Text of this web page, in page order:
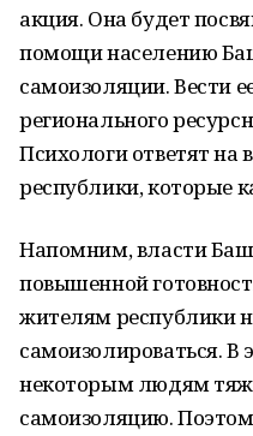
акция. Она будет
помощи населению
самоизоляции. Вести
регионального
Психологи ответят на
республики, которые
Напомним, власти
повышенной
жителям республики
самоизолироваться. В
некоторым людям
самоизоляцию.